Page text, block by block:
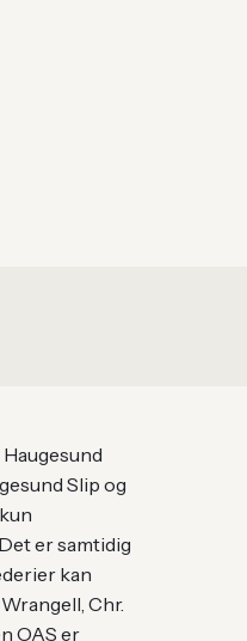
Slip og
er samtidig
kan
Chr.
OAS er